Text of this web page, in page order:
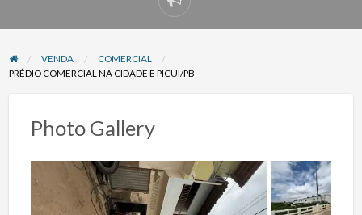
Denunciar
problema
VENDA
COMERCIAL
PRÉDIO COMERCIAL NA CIDADE E PICUI/PB
Photo Gallery